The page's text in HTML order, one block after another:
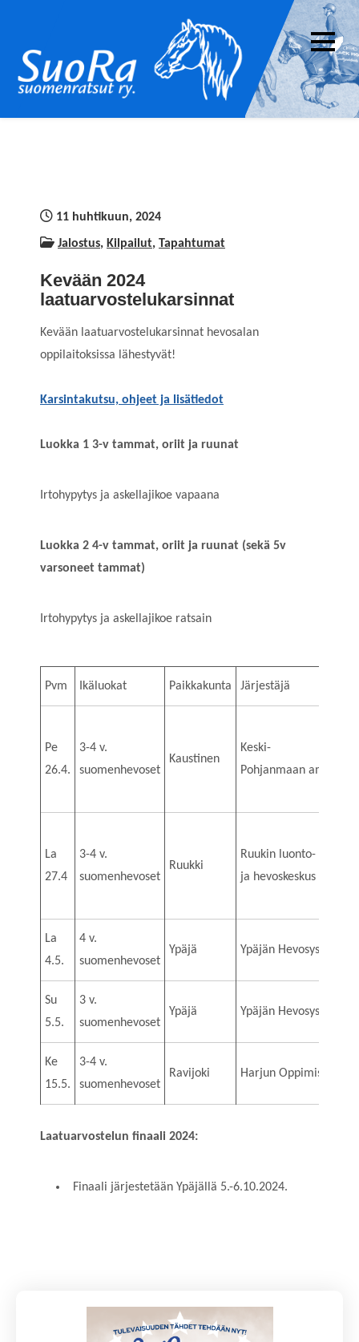
content
Suomenratsut ry. –
11 huhtikuun, 2024
Jalostus, Kilpailut, Tapahtumat
Kevään 2024
laatuarvostelukarsinnat
Kevään laatuarvostelukarsinnat hevosalan
oppilaitoksissa lähestyvät!
Karsintakutsu, ohjeet ja lisätiedot
Luokka 1 3-v tammat, oriit ja ruunat
Irtohypytys ja askellajikoe vapaana
Luokka 2 4-v tammat, oriit ja ruunat (sekä 5v
varsoneet tammat)
Irtohypytys ja askellajikoe ratsain
Pvm Ikäluokat Paikkakunta Järjestäjä
Pe
26.4.
3-4 v.
suomenhevoset
Kaustinen
Keski-
Pohjanmaan
La
27.4
3-4 v.
suomenhevoset
Ruukki
Ruukin luonto-
ja hevoskeskus
La
4.5.
4 v.
suomenhevoset
Ypäjä Ypäjän
Su
5.5.
3 v.
suomenhevoset
Ypäjä Ypäjän
Ke
15.5.
3-4 v.
suomenhevoset
Ravijoki Harjun Oppimiskeskus
Laatuarvostelun finaali 2024:
Finaali järjestetään Ypäjällä 5.-6.10.2024.